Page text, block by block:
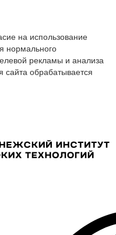
на использование
нормального
рекламы и анализа
сайта обрабатывается